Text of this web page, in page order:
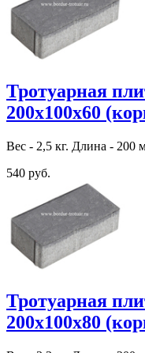
Тротуарная
200х100х60
Вес - 2,5 кг. Длина -
540 руб.
Тротуарная
200х100х80